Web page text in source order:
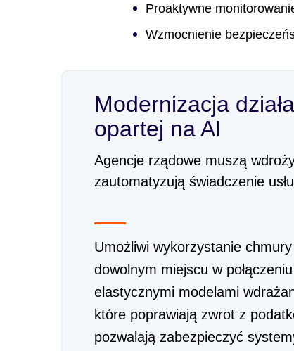
Proaktywne
Wzmocnienie
Modernizacja
opartej na AI
Agencje rządowe muszą
zautomatyzują świadczenie
Umożliwi wykorzystanie
dowolnym miejscu w
elastycznymi modelami
które poprawiają zwrot z
pozwalają zabezpieczyć